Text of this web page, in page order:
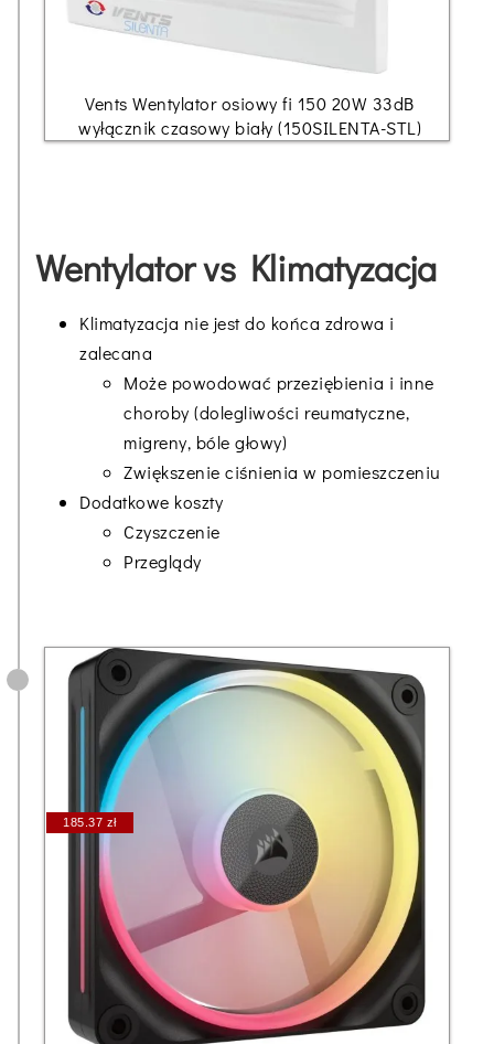
Vents Wentylator osiowy fi 150 20W 33dB
wyłącznik czasowy biały (150SILENTA-STL)
Wentylator vs Klimatyzacja
Klimatyzacja nie jest do końca zdrowa i
zalecana
Może powodować przeziębienia i inne
choroby (dolegliwości reumatyczne,
migreny, bóle głowy)
Zwiększenie ciśnienia w pomieszczeniu
Dodatkowe koszty
Czyszczenie
Przeglądy
185.37 zł